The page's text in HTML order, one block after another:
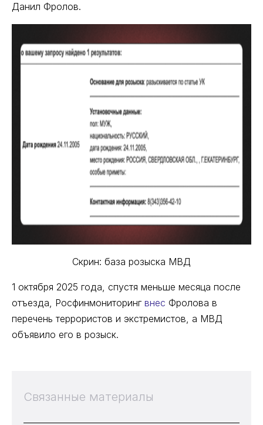
Данил Фролов.
Скрин: база розыска МВД
1 октября 2025 года, спустя меньше месяца после
отъезда, Росфинмониторинг внес Фролова в
перечень террористов и экстремистов, а МВД
объявило его в розыск.
Связанные материалы